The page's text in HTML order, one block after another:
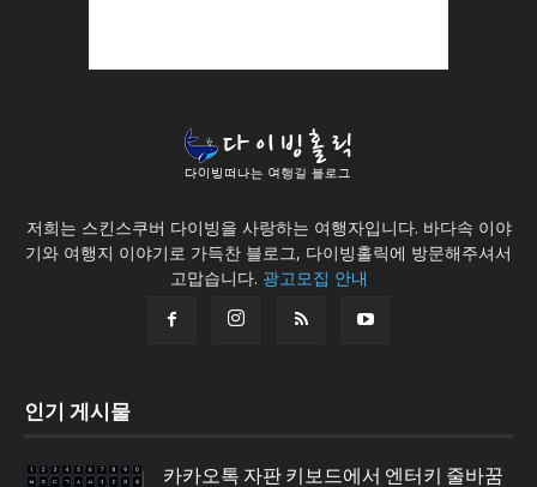
저희는 스킨스쿠버 다이빙을 사랑하는 여행자입니다. 바다속 이야
기와 여행지 이야기로 가득찬 블로그, 다이빙홀릭에 방문해주셔서
고맙습니다. 광고모집 안내
인기 게시물
카카오톡 자판 키보드에서 엔터키 줄바꿈